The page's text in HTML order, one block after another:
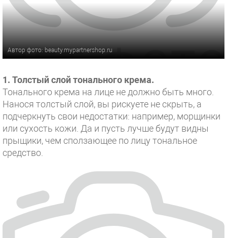
Автор фото: beauty.mypartnershop.ru
1. Толстый слой тонального крема.
Тонального крема на лице не должно быть много.
Нанося толстый слой, вы рискуете не скрыть, а
подчеркнуть свои недостатки: например, морщинки
или сухость кожи. Да и пусть лучше будут видны
прыщики, чем сползающее по лицу тональное
средство.